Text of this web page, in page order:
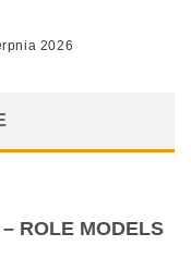
2026
ROLE MODELS